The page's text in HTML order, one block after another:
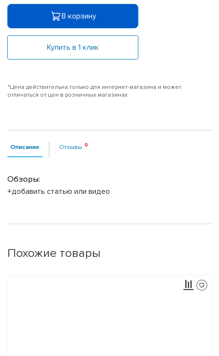
В корзину
Купить в 1 клик
*Цена действительна только для интернет-магазина и может
отличаться от цен в розничных магазинах
Описание Отзывы
Обзоры:
+добавить статью или видео
Похожие товары